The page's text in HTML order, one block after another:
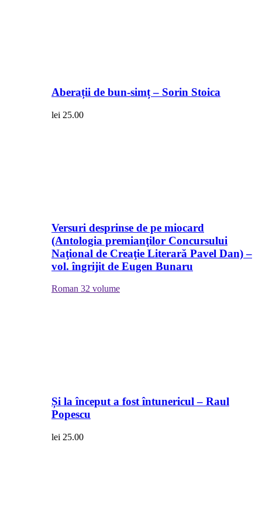
Aberații de bun-simț – Sorin Stoica
lei 25.00
Versuri desprinse de pe miocard
(Antologia premianţilor Concursului
Naţional de Creaţie Literară Pavel Dan) –
vol. îngrijit de Eugen Bunaru
Roman 32 volume
Și la început a fost întunericul – Raul
Popescu
lei 25.00